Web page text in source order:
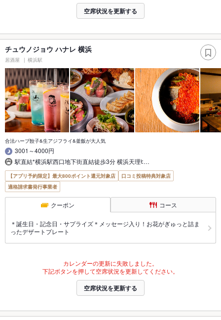
空席状況を更新する
チュウノジョウ ハナレ 横浜
居酒屋 横浜駅
合法ハーブ餃子&生アジフライ&釜飯が大人気
3001～4000円
駅直結*横浜駅西口地下街直結徒歩3分 横浜天理ﾋ…
【アプリ予約限定】最大800ポイント還元対象店
口コミ投稿特典対象店
適格請求書発行事業者
クーポン コース
＊誕生日・記念日・サプライズ＊メッセージ入り！お花がぎゅっと詰ま
ったデザートプレート
カレンダーの更新に失敗しました。
下記ボタンを押して空席状況を更新してください。
空席状況を更新する